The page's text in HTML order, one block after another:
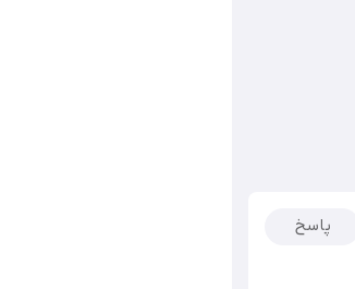
پاسخ